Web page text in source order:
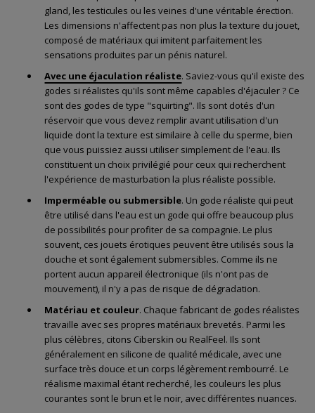
gland, les testicules ou les veines d'une véritable érection.
Les dimensions n'affectent pas non plus la texture du jouet,
composé de matériaux qui imitent parfaitement les
sensations produites par un pénis naturel.
Avec une éjaculation réaliste. Saviez-vous qu'il existe des
godes si réalistes qu'ils sont même capables d'éjaculer ? Ce
sont des godes de type "squirting". Ils sont dotés d'un
réservoir que vous devez remplir avant utilisation d'un
liquide dont la texture est similaire à celle du sperme, bien
que vous puissiez aussi utiliser simplement de l'eau. Ils
constituent un choix privilégié pour ceux qui recherchent
l'expérience de masturbation la plus réaliste possible.
Imperméable ou submersible. Un gode réaliste qui peut
être utilisé dans l'eau est un gode qui offre beaucoup plus
de possibilités pour profiter de sa compagnie. Le plus
souvent, ces jouets érotiques peuvent être utilisés sous la
douche et sont également submersibles. Comme ils ne
portent aucun appareil électronique (ils n'ont pas de
mouvement), il n'y a pas de risque de dégradation.
Matériau et couleur. Chaque fabricant de godes réalistes
travaille avec ses propres matériaux brevetés. Parmi les
plus célèbres, citons Ciberskin ou RealFeel. Ils sont
généralement en silicone de qualité médicale, avec une
surface très douce et un corps légèrement rembourré. Le
réalisme maximal étant recherché, les couleurs les plus
courantes sont le brun et le noir, avec différentes nuances.